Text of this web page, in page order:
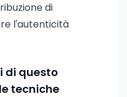
di
l'autenticità
di questo
tecniche